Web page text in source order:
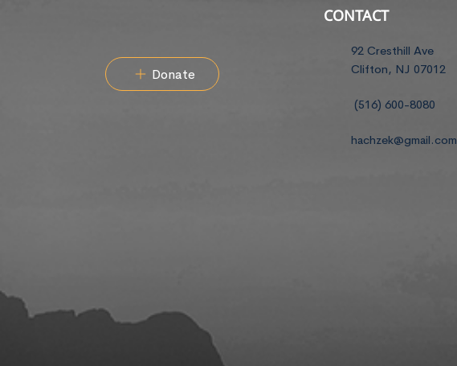
Donate
CONTACT
92 Cresthill Ave
Clifton, NJ 07012
(516) 600-8080
hachzek@gmail.com